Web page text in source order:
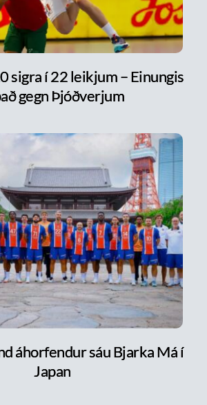
sigra í 22 leikjum – Einungis
gegn Þjóðverjum
áhorfendur sáu Bjarka Má í
Japan